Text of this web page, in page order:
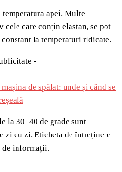
apei. Multe
cele care conțin elastan, se pot
la temperaturi ridicate.
-
de spălat: unde și când se
la 30–40 de grade sunt
zi cu zi. Eticheta de întreținere
de informații.